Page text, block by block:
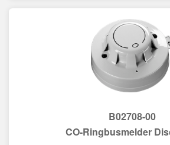
B02708-00
CO-Ringbusmelder